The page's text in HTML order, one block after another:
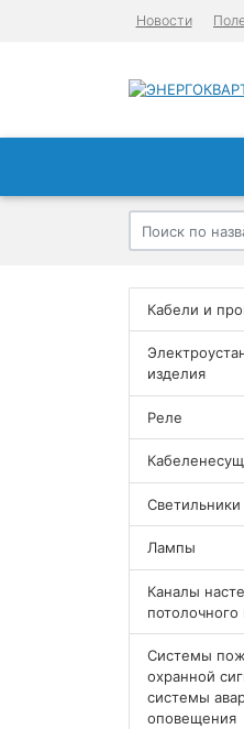
Новости
Кабели и
изделия
Реле
Светильники
Лампы
Каналы
Системы
охранной
системы
оповещения